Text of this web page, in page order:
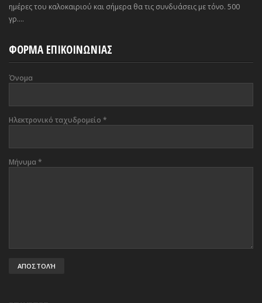
ημέρες του καλοκαιριού και σήμερα θα τις συνδυάσεις με τόνο. 500
γρ....
ΦΟΡΜΑ ΕΠΙΚΟΙΝΩΝΙΑΣ
Όνομα
Ηλεκτρονικό ταχυδρομείο *
Μήνυμα *